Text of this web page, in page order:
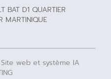
BAT D1 QUARTIER
MARTINIQUE
web et système IA